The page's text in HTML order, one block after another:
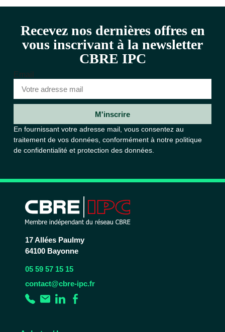
Recevez nos dernières offres en
vous inscrivant à la newsletter
CBRE IPC
Email
M'inscrire
En fournissant votre adresse mail, vous consentez au
traitement de vos données, conformément à notre politique
de confidentialité et protection des données.
17 Allées Paulmy
64100 Bayonne
05 59 57 15 15
contact@cbre-ipc.fr